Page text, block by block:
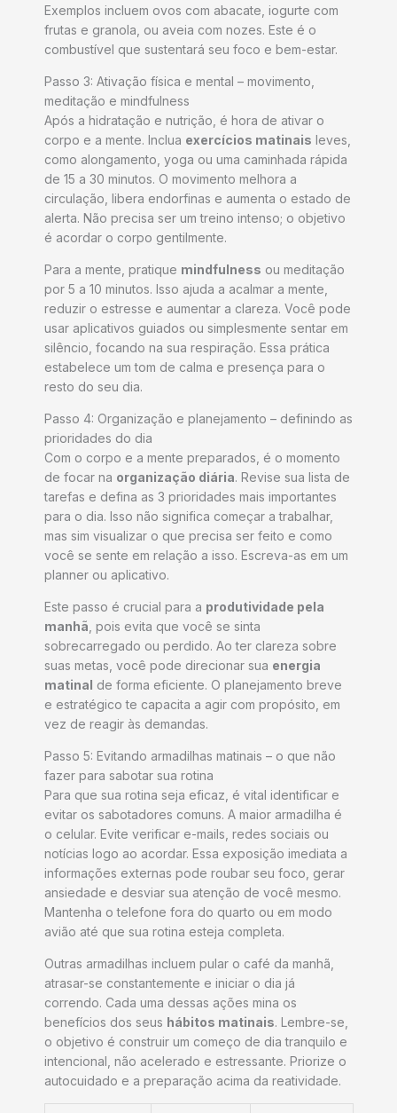
Exemplos incluem ovos com abacate, iogurte com
frutas e granola, ou aveia com nozes. Este é o
combustível que sustentará seu foco e bem-estar.
Passo 3: Ativação física e mental – movimento,
meditação e mindfulness
Após a hidratação e nutrição, é hora de ativar o
corpo e a mente. Inclua exercícios matinais leves,
como alongamento, yoga ou uma caminhada rápida
de 15 a 30 minutos. O movimento melhora a
circulação, libera endorfinas e aumenta o estado de
alerta. Não precisa ser um treino intenso; o objetivo
é acordar o corpo gentilmente.
Para a mente, pratique mindfulness ou meditação
por 5 a 10 minutos. Isso ajuda a acalmar a mente,
reduzir o estresse e aumentar a clareza. Você pode
usar aplicativos guiados ou simplesmente sentar em
silêncio, focando na sua respiração. Essa prática
estabelece um tom de calma e presença para o
resto do seu dia.
Passo 4: Organização e planejamento – definindo as
prioridades do dia
Com o corpo e a mente preparados, é o momento
de focar na organização diária. Revise sua lista de
tarefas e defina as 3 prioridades mais importantes
para o dia. Isso não significa começar a trabalhar,
mas sim visualizar o que precisa ser feito e como
você se sente em relação a isso. Escreva-as em um
planner ou aplicativo.
Este passo é crucial para a produtividade pela
manhã, pois evita que você se sinta
sobrecarregado ou perdido. Ao ter clareza sobre
suas metas, você pode direcionar sua energia
matinal de forma eficiente. O planejamento breve
e estratégico te capacita a agir com propósito, em
vez de reagir às demandas.
Passo 5: Evitando armadilhas matinais – o que não
fazer para sabotar sua rotina
Para que sua rotina seja eficaz, é vital identificar e
evitar os sabotadores comuns. A maior armadilha é
o celular. Evite verificar e-mails, redes sociais ou
notícias logo ao acordar. Essa exposição imediata a
informações externas pode roubar seu foco, gerar
ansiedade e desviar sua atenção de você mesmo.
Mantenha o telefone fora do quarto ou em modo
avião até que sua rotina esteja completa.
Outras armadilhas incluem pular o café da manhã,
atrasar-se constantemente e iniciar o dia já
correndo. Cada uma dessas ações mina os
benefícios dos seus hábitos matinais. Lembre-se,
o objetivo é construir um começo de dia tranquilo e
intencional, não acelerado e estressante. Priorize o
autocuidado e a preparação acima da reatividade.